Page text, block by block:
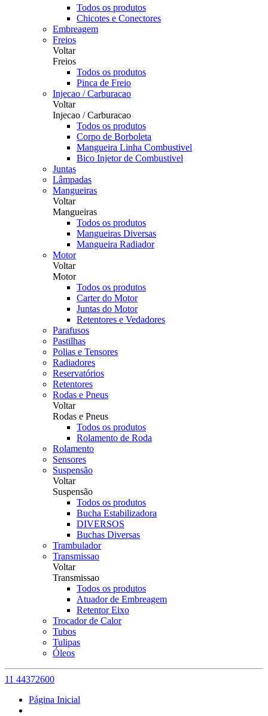
Todos os produtos
Chicotes e Conectores
Embreagem
Freios
Voltar
Freios
Todos os produtos
Pinca de Freio
Injecao / Carburacao
Voltar
Injecao / Carburacao
Todos os produtos
Corpo de Borboleta
Mangueira Linha Combustivel
Bico Injetor de Combustivel
Juntas
Lâmpadas
Mangueiras
Voltar
Mangueiras
Todos os produtos
Mangueiras Diversas
Mangueira Radiador
Motor
Voltar
Motor
Todos os produtos
Carter do Motor
Juntas do Motor
Retentores e Vedadores
Parafusos
Pastilhas
Polias e Tensores
Radiadores
Reservatórios
Retentores
Rodas e Pneus
Voltar
Rodas e Pneus
Todos os produtos
Rolamento de Roda
Rolamento
Sensores
Suspensão
Voltar
Suspensão
Todos os produtos
Bucha Estabilizadora
DIVERSOS
Buchas Diversas
Trambulador
Transmissao
Voltar
Transmissao
Todos os produtos
Atuador de Embreagem
Retentor Eixo
Trocador de Calor
Tubos
Tulipas
Óleos
11 44372600
Página Inicial